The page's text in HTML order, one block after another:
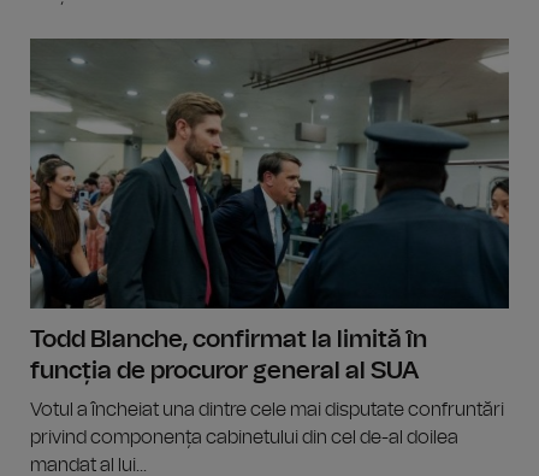
Todd Blanche, confirmat la limită în
funcția de procuror general al SUA
Votul a încheiat una dintre cele mai disputate confruntări
privind componența cabinetului din cel de-al doilea
mandat al lui...